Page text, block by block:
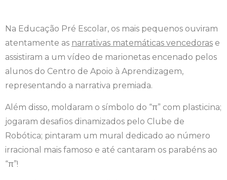
Na Educação Pré Escolar, os mais pequenos ouviram
atentamente as narrativas matemáticas vencedoras e
assistiram a um vídeo de marionetas encenado pelos
alunos do Centro de Apoio à Aprendizagem,
representando a narrativa premiada.
Além disso, moldaram o símbolo do “π” com plasticina;
jogaram desafios dinamizados pelo Clube de
Robótica; pintaram um mural dedicado ao número
irracional mais famoso e até cantaram os parabéns ao
“π”!